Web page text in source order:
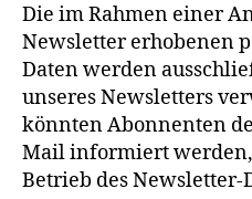
Die im Rahmen einer
Newsletter erhobenen
Daten werden
unseres Newsletters
könnten Abonnenten
Mail informiert
Betrieb des Newsletter-